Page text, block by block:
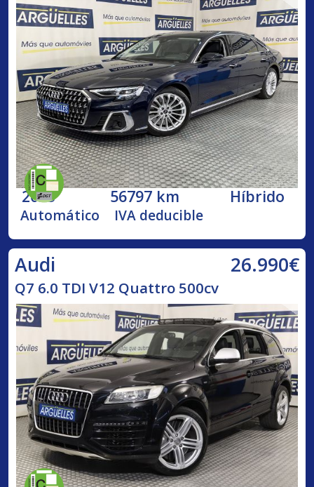
2023 56797 km Híbrido
Automático IVA deducible
Audi 26.990€
Q7 6.0 TDI V12 Quattro 500cv